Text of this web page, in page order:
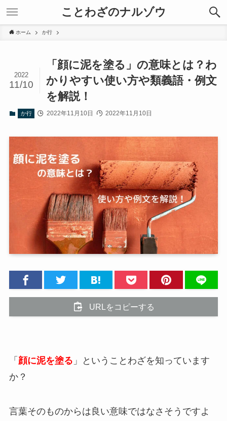
ことわざのナルゾウ
ホーム か行
「顔に泥を塗る」の意味とは？わ
かりやすい使い方や類義語・例文
を解説！
2022
11/10
か行 2022年11月10日 2022年11月10日
URLをコピーする
「 顔に泥を塗る 」ということわざを知っています
か？
言葉そのものからは良い意味ではなさそうですよ